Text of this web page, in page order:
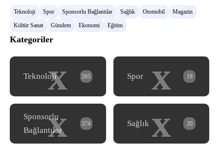
Teknoloji Spor Sponsorlu Bağlantılar Sağlık Otomobil
Magazin
Kültür Sanat
Gündem Ekonomi Eğitim
Kategoriler
x
Teknoloji 265 x
Spor 18
x
Sponsorlu
Bağlantılar
374 x
Sağlık 20